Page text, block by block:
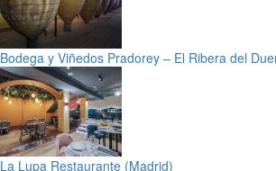
Bodega y Viñedos Pradorey – El Ribera del
La Lupa Restaurante (Madrid)